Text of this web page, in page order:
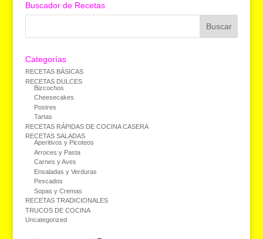
Buscador de Recetas
Categorías
RECETAS BÁSICAS
RECETAS DULCES
Bizcochos
Cheesecakes
Postres
Tartas
RECETAS RÁPIDAS DE COCINA CASERA
RECETAS SALADAS
Aperitivos y Picoteos
Arroces y Pasta
Carnes y Aves
Ensaladas y Verduras
Pescados
Sopas y Cremas
RECETAS TRADICIONALES
TRUCOS DE COCINA
Uncategorized